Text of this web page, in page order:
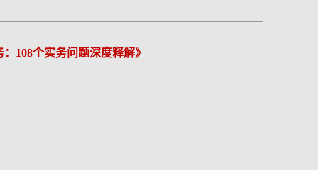
：108个实务问题深度释解》